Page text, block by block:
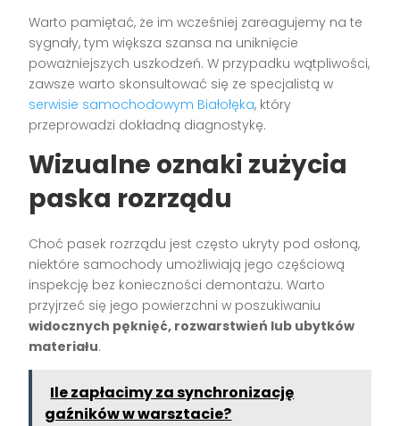
Warto pamiętać, że im wcześniej zareagujemy na te
sygnały, tym większa szansa na uniknięcie
poważniejszych uszkodzeń. W przypadku wątpliwości,
zawsze warto skonsultować się ze specjalistą w
serwisie samochodowym Białołęka, który
przeprowadzi dokładną diagnostykę.
Wizualne oznaki zużycia
paska rozrządu
Choć pasek rozrządu jest często ukryty pod osłoną,
niektóre samochody umożliwiają jego częściową
inspekcję bez konieczności demontażu. Warto
przyjrzeć się jego powierzchni w poszukiwaniu
widocznych pęknięć, rozwarstwień lub ubytków
materiału.
Ile zapłacimy za synchronizację
gaźników w warsztacie?